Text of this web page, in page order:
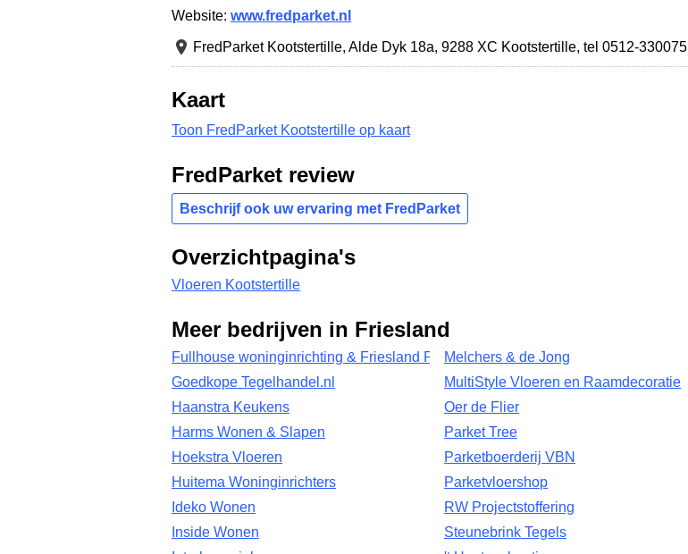
Website: www.fredparket.nl
FredParket Kootstertille, Alde Dyk 18a, 9288 XC Kootstertille, tel 0512-330075
Kaart
Toon FredParket Kootstertille op kaart
FredParket review
Beschrijf ook uw ervaring met FredParket
Overzichtpagina's
Vloeren Kootstertille
Meer bedrijven in Friesland
Fullhouse woninginrichting & Friesland PVC
Goedkope Tegelhandel.nl
Haanstra Keukens
Harms Wonen & Slapen
Hoekstra Vloeren
Huitema Woninginrichters
Ideko Wonen
Inside Wonen
Melchers & de Jong
MultiStyle Vloeren en Raamdecoratie
Oer de Flier
Parket Tree
Parketboerderij VBN
Parketvloershop
RW Projectstoffering
Steunebrink Tegels